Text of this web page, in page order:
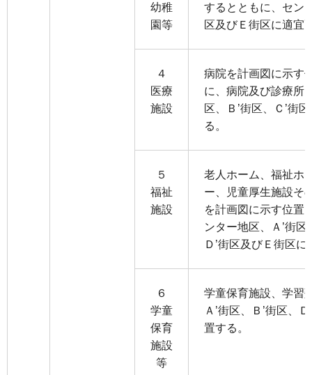
幼稚
園等
するとともに、セン
区及びＥ街区に適宜
４
医療
施設
病院を計画図に示す
に、病院及び診療所
区、Ｂ’街区、Ｃ’街
る。
５
福祉
施設
老人ホーム、福祉ホ
ー、児童厚生施設そ
を計画図に示す位置
ンター地区、Ａ’街区
Ｄ’街区及びＥ街区
６
学童
保育
施設
等
学童保育施設、学習
Ａ’街区、Ｂ’街区、
置する。